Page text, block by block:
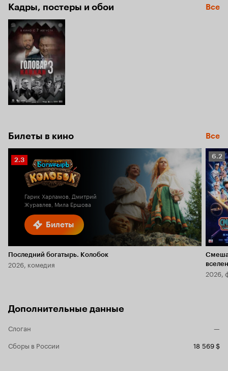
Кадры, постеры и обои Все
Билеты в кино Все
Билеты
Рейтинг
Кинопоиска
2.3
Гарик Харламов, Дмитрий
Журавлев, Мила Ершова
Последний богатырь. Колобок
2026, комедия
6.2
6.2
2026,
Дополнительные данные
Слоган
—
Сборы в России
18 569 $